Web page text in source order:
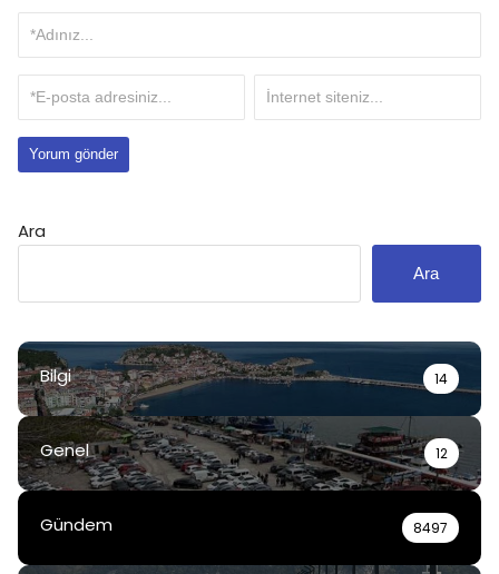
Ara
Ara
Bilgi 14
Genel 12
Gündem 8497